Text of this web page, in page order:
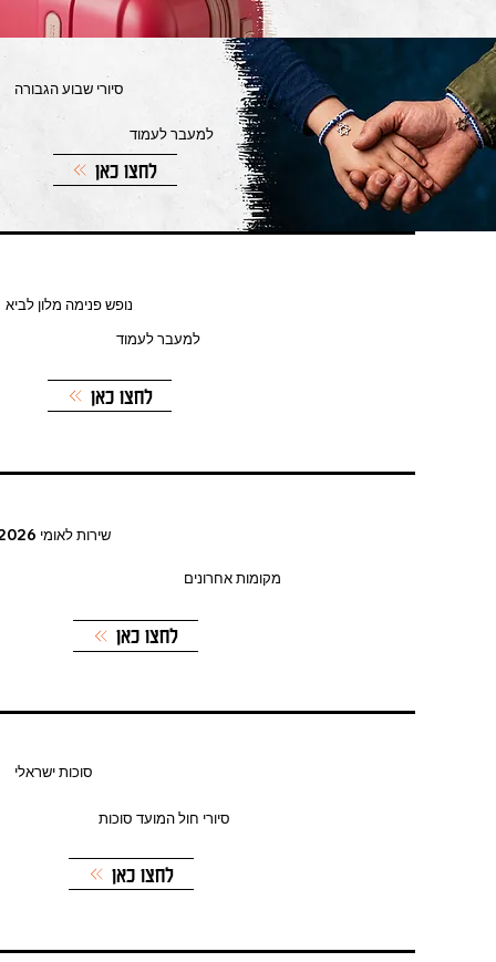
סיורי שבוע הגבורה
למעבר לעמוד
לחצו כאן
נופש פנימה מלון לביא
למעבר לעמוד
לחצו כאן
שירות לאומי 2026
מקומות אחרונים
לחצו כאן
סוכות ישראלי
סיורי חול המועד סוכות
לחצו כאן